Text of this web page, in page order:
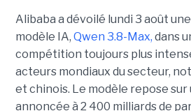
Alibaba a dévoilé lundi 3 août
modèle IA, Qwen 3.8-Max, dans
compétition toujours plus
acteurs mondiaux du secteur,
et chinois. Le modèle repose
annoncée à 2 400 milliards de